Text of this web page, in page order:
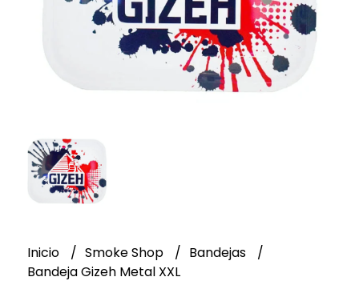
Inicio Smoke Shop
Bandejas
Bandeja Gizeh Metal XXL